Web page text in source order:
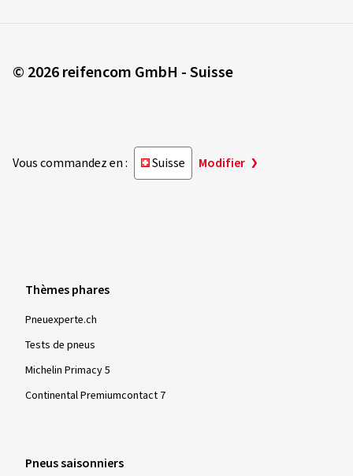
© 2026 reifencom GmbH - Suisse
Vous commandez en : Suisse Modifier
Thèmes phares
Pneuexperte.ch
Tests de pneus
Michelin Primacy 5
Continental Premiumcontact 7
Pneus saisonniers